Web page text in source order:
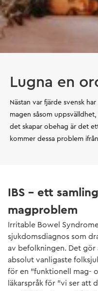
Lugna en
Nästan var fjärde svensk
magen såsom
det skapar obehag är det
kommer dessa problem
IBS – ett
magproblem
Irritable Bowel
sjukdomsdiagnos som
av befolkningen. Det gör
absolut vanligaste
för en ”funktionell mag-
läkarspråk för ”vi ser att